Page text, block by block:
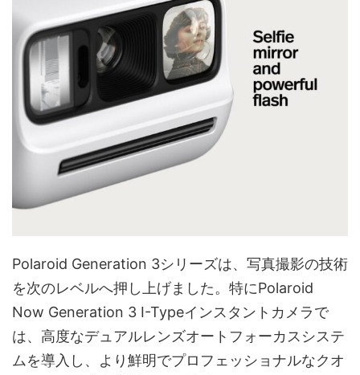
Polaroid Generation 3シリーズは、写真撮影の技術
を次のレベルへ押し上げました。特にPolaroid
Now Generation 3 I-Typeインスタントカメラで
は、高度なデュアルレンズオートフォーカスシステ
ムを導入し、より鮮明でプロフェッショナルなクオ